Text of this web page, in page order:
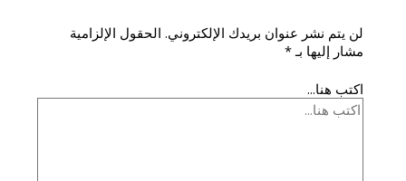
لن يتم نشر عنوان بريدك الإلكتروني. الحقول الإلزامية
مشار إليها بـ*
اكتب هنا...